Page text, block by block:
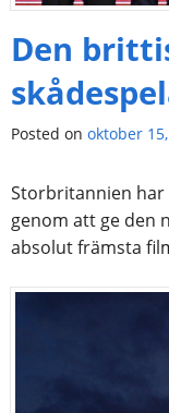
Den
Posted on oktober
Storbritannien har
genom att ge den
absolut främsta